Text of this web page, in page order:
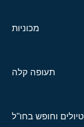
מכוניות
תעופה קלה
טיולים וחופש בחו"ל